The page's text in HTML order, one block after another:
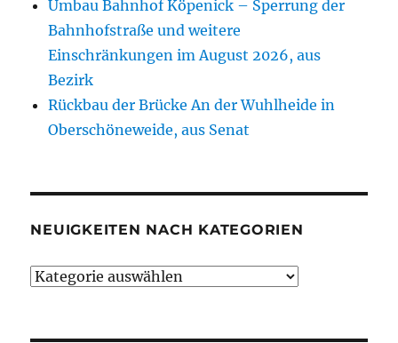
Umbau Bahnhof Köpenick – Sperrung der
Bahnhofstraße und weitere
Einschränkungen im August 2026, aus
Bezirk
Rückbau der Brücke An der Wuhlheide in
Oberschöneweide, aus Senat
NEUIGKEITEN NACH KATEGORIEN
Neuigkeiten